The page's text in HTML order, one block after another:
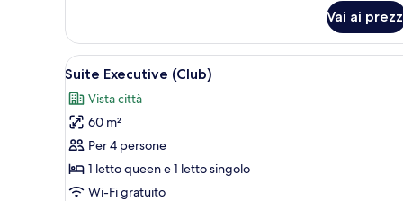
Grand
Vai ai
Apri
tutte
le
foto
per
Suite
Executive
Suite Executive (Club) | Una
6
Suite Executive (Club)
Vista città
60 m²
Per 4 persone
1 letto queen e 1 letto singolo
Wi-Fi gratuito